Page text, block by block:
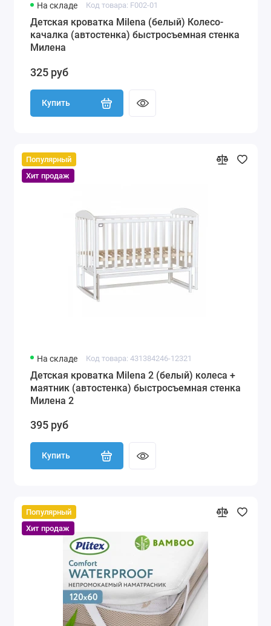
На складе Код товара: F002-01
Детская кроватка Milena (белый) Колесо-
качалка (автостенка) быстросъемная стенка
Милена
325 руб
Купить
Популярный
Хит продаж
На складе Код товара: 431384246-12321
Детская кроватка Milena 2 (белый) колеса +
маятник (автостенка) быстросъемная стенка
Милена 2
395 руб
Купить
Популярный
Хит продаж